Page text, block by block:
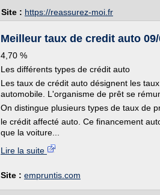
Site : https://reassurez-moi.fr
Meilleur taux de credit auto
4,70 %
Les différents types de crédit auto
Les taux de crédit auto désignent les
automobile. L'organisme de prêt se
On distingue plusieurs types de taux de
le crédit affecté auto. Ce financement
que la voiture...
Lire la suite
Site : empruntis.com